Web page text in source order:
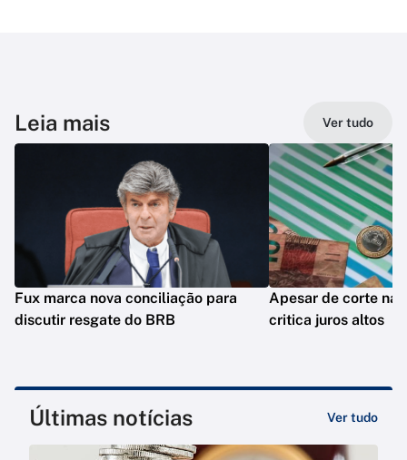
Leia mais Ver tudo
Fux marca nova conciliação para
discutir resgate do BRB
Apesar de corte na
critica juros altos
Últimas notícias Ver tudo